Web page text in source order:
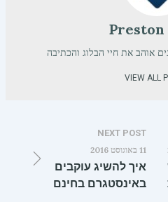
Preston
אוהב את חיי הבלוג והכתיבה
VIEW ALL
NEXT POST
11 באוגוסט 2016
איך להשיג עוקבים
באינסטגרם בחינם